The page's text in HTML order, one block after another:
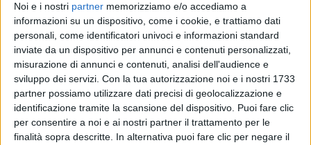
Noi e i nostri partner memorizziamo e/o accediamo a
informazioni su un dispositivo, come i cookie, e trattiamo dati
personali, come identificatori univoci e informazioni standard
inviate da un dispositivo per annunci e contenuti personalizzati,
misurazione di annunci e contenuti, analisi dell'audience e
sviluppo dei servizi. Con la tua autorizzazione noi e i nostri 1733
partner possiamo utilizzare dati precisi di geolocalizzazione e
identificazione tramite la scansione del dispositivo. Puoi fare clic
per consentire a noi e ai nostri partner il trattamento per le
finalità sopra descritte. In alternativa puoi fare clic per negare il